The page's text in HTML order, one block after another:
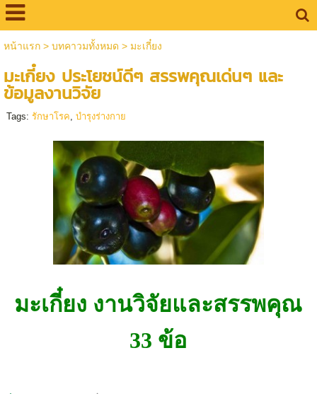
หน้าแรก> บทคาวมทั้งหมด > มะเกี๋ยง
มะเกี๋ยง ประโยชน์ดีๆ สรรพคุณเด่นๆ และ
ข้อมูลงานวิจัย
Tags: รักษาโรค, บำรุงร่างกาย
มะเกี๋ยง งานวิจัยและสรรพคุณ
33 ข้อ